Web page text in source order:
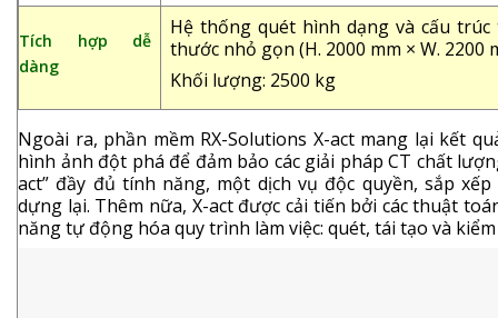
Tích hợp dễ
dàng
Hệ thống quét hình dạng và cấu
thước nhỏ gọn (H. 2000 mm × W. 2200
Khối lượng: 2500 kg
Ngoài ra, phần mềm RX-Solutions X-act mang lại kết
hình ảnh đột phá để đảm bảo các giải pháp CT chất
act” đầy đủ tính năng, một dịch vụ độc quyền, sắp
dựng lại. Thêm nữa, X-act được cải tiến bởi các thuật
năng tự động hóa quy trình làm việc: quét, tái tạo và